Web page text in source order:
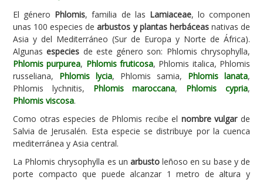
Enfermedades
Animales
Hongos
Carencias
Fotos
Árboles y Palmeras
Arbustos y Trepadoras
Cactus y Suculentas
El género Phlomis, familia de las Lamiaceae, lo componen
unas 100 especies dearbustos y plantas herbáceasnativas de
Asia y del Mediterráneo (Sur de Europa y Norte de África).
Algunasespecies de este género son: Phlomis chrysophylla,
Phlomis purpurea, Phlomis fruticosa, Phlomis italica, Phlomis
russeliana, Phlomis lycia, Phlomis samia, Phlomis lanata,
Phlomis lychnitis, Phlomis maroccana, Phlomis cypria,
Phlomis viscosa.
Como otras especies de Phlomis recibe el nombre vulgarde
Salvia de Jerusalén. Esta especie se distribuye por la cuenca
mediterránea y Asia central.
La Phlomis chrysophylla es un arbustoleñoso en su base y de
porte compacto que puede alcanzar 1 metro de altura y